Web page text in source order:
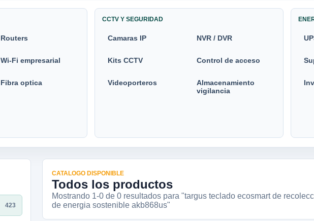
Routers
Wi-Fi empresarial
Fibra optica
CCTV Y SEGURIDAD
Camaras IP NVR / DVR
Kits CCTV Control de acceso
Videoporteros
Almacenamiento
vigilancia
423
CATALOGO DISPONIBLE
Todos los productos
Mostrando 1-0de 0resultadospara "targus teclado ecosmart de
de energia sostenible akb868us"